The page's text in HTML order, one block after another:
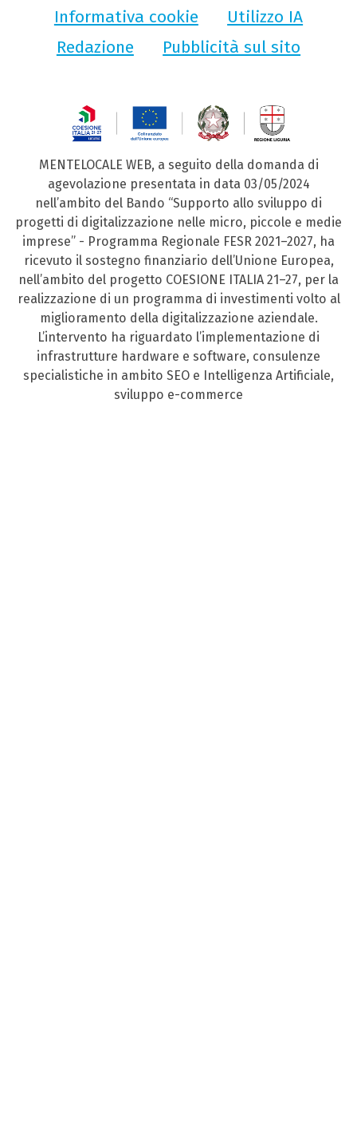
Informativa cookie
Utilizzo IA
Redazione
Pubblicità sul sito
MENTELOCALE WEB, a seguito della domanda di
agevolazione presentata in data 03/05/2024
nell’ambito del Bando “Supporto allo sviluppo di
progetti di digitalizzazione nelle micro, piccole e medie
imprese” - Programma Regionale FESR 2021–2027, ha
ricevuto il sostegno finanziario dell’Unione Europea,
nell’ambito del progetto COESIONE ITALIA 21–27, per la
realizzazione di un programma di investimenti volto al
miglioramento della digitalizzazione aziendale.
L’intervento ha riguardato l’implementazione di
infrastrutture hardware e software, consulenze
specialistiche in ambito SEO e Intelligenza Artificiale,
sviluppo e-commerce